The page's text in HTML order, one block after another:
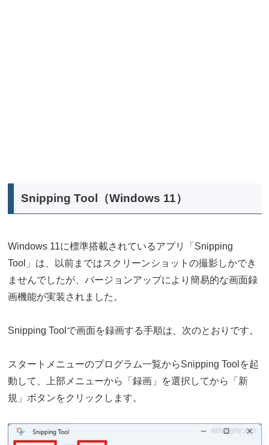
Snipping Tool（Windows 11）
Windows 11に標準搭載されているアプリ「Snipping
Tool」は、以前まではスクリーンショットの撮影しかでき
ませんでしたが、バージョンアップにより簡易的な画面録
画機能が実装されました。
Snipping Toolで画面を録画する手順は、次のとおりです。
スタートメニューのプログラム一覧からSnipping Toolを起
動して、上部メニューから「録画」を選択してから「新
規」ボタンをクリックします。